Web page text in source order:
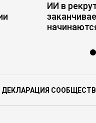
ИИ в
ДЕКЛАРАЦИЯ